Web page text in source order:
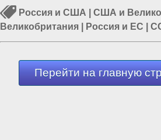
Россия и США США и
Великобритания
Россия и ЕС
Россия и Запад|США и Европа
Перейти на главную